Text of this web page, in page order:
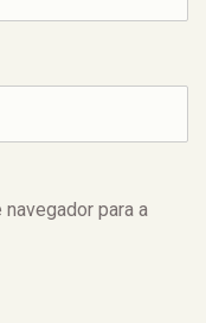
para a